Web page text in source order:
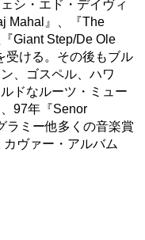
シ・エド・デイヴィ
Mahal』、『The
Giant Step/De Ole
受ける。その後もブル
、ゴスペル、ハワ
ドなルーツ・ミュー
97年『Senor
ラミー他多くの音楽賞
ヴァー・アルバム